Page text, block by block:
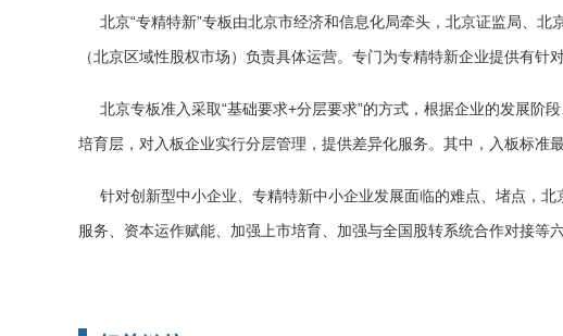
北京“专精特新”专板由北京市经济和信息化局牵头，北京证监局、
（北京区域性股权市场）负责具体运营。专门为专精特新企业提供有针
北京专板准入采取“基础要求+分层要求”的方式，根据企业的发展阶
培育层，对入板企业实行分层管理，提供差异化服务。其中，入板标准
针对创新型中小企业、专精特新中小企业发展面临的难点、堵点，北
服务、资本运作赋能、加强上市培育、加强与全国股转系统合作对接等